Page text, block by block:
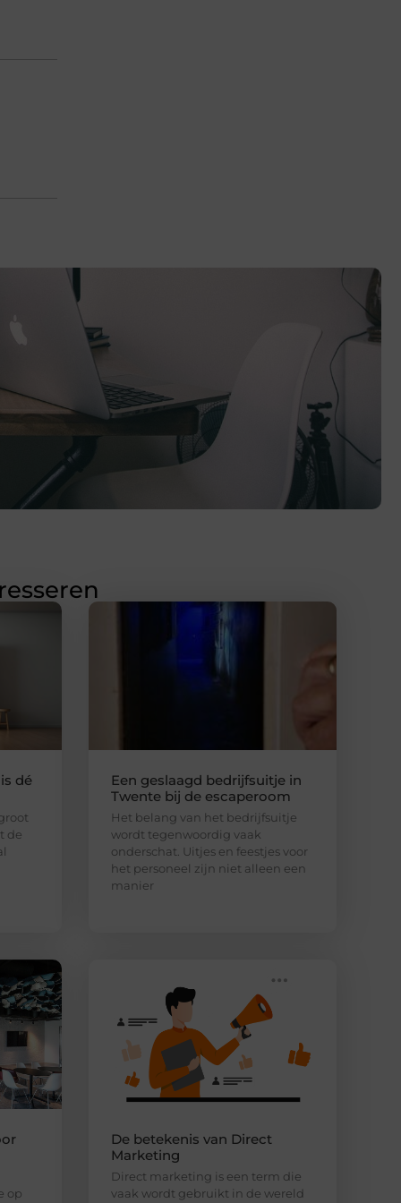
dé
de
Een geslaagd bedrijfsuitje in
Twente bij de escaperoom
Het belang van het bedrijfsuitje
wordt tegenwoordig vaak
onderschat. Uitjes en feestjes voor
het personeel zijn niet alleen een
manier
op
De betekenis van Direct
Marketing
Direct marketing is een term die
vaak wordt gebruikt in de wereld